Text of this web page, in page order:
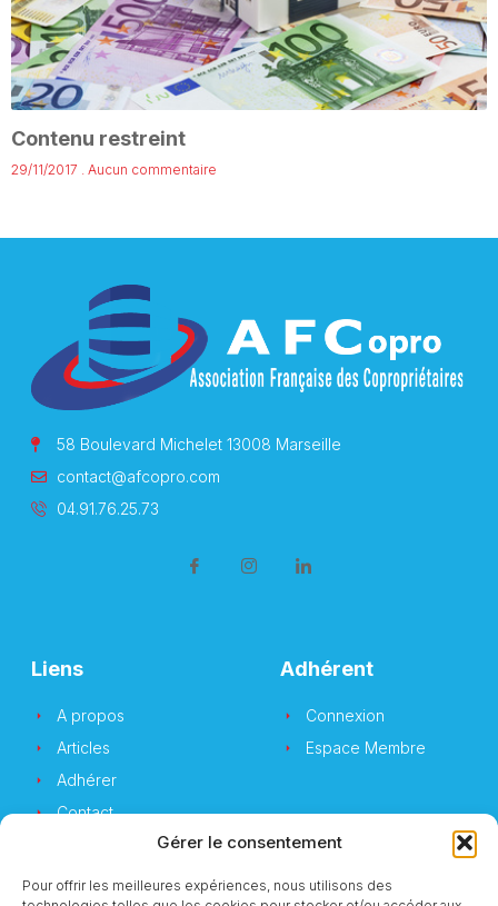
Gérer le consentement
Pour offrir les meilleures expériences, nous utilisons des
Contenu restreint
29/11/2017 Aucun commentaire
58 Boulevard Michelet 13008 Marseille
contact@afcopro.com
04.91.76.25.73
Liens
A propos
Articles
Adhérer
Contact
Adhérent
Connexion
Espace Membre